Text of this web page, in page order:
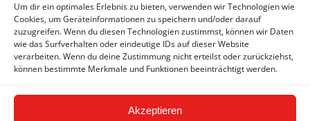
Um dir ein optimales Erlebnis zu bieten, verwenden wir Technologien wie
Cookies, um Geräteinformationen zu speichern und/oder darauf
zuzugreifen. Wenn du diesen Technologien zustimmst, können wir Daten
wie das Surfverhalten oder eindeutige IDs auf dieser Website
verarbeiten. Wenn du deine Zustimmung nicht erteilst oder zurückziehst,
können bestimmte Merkmale und Funktionen beeinträchtigt werden.
Akzeptieren
VBD Hund Deutschland/Nord-/Zentraleuropa
VBD Katze Deutschland/Nord-/Zentraleuropa
von Zecken übertragene Krankheiten